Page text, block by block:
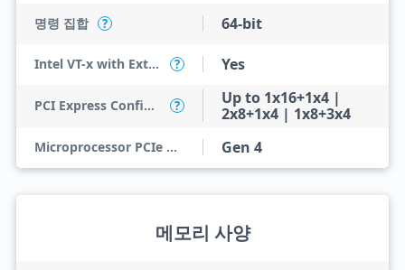
명령 집합 ? 64-bit
Intel VT-x with Extended Page Tables (EPT) ? Yes
PCI Express Configurations ?
Up to 1x16+1x4 |
2x8+1x4 | 1x8+3x4
Microprocessor PCIe Revision Gen 4
메모리 사양